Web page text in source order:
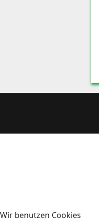
Wir benutzen Cookies